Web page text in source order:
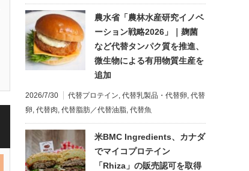
農水省「農林水産研究イノベ
ーション戦略2026」｜麹菌
など代替タンパク質を推進、
微生物による有用物質生産を
追加
2026/7/30 代替プロテイン 代替乳製品・代替卵 代替
卵 代替肉 代替脂肪／代替油脂 代替魚
米BMC Ingredients、カナダ
でマイコプロテイン
「Rhiza」の販売認可を取得